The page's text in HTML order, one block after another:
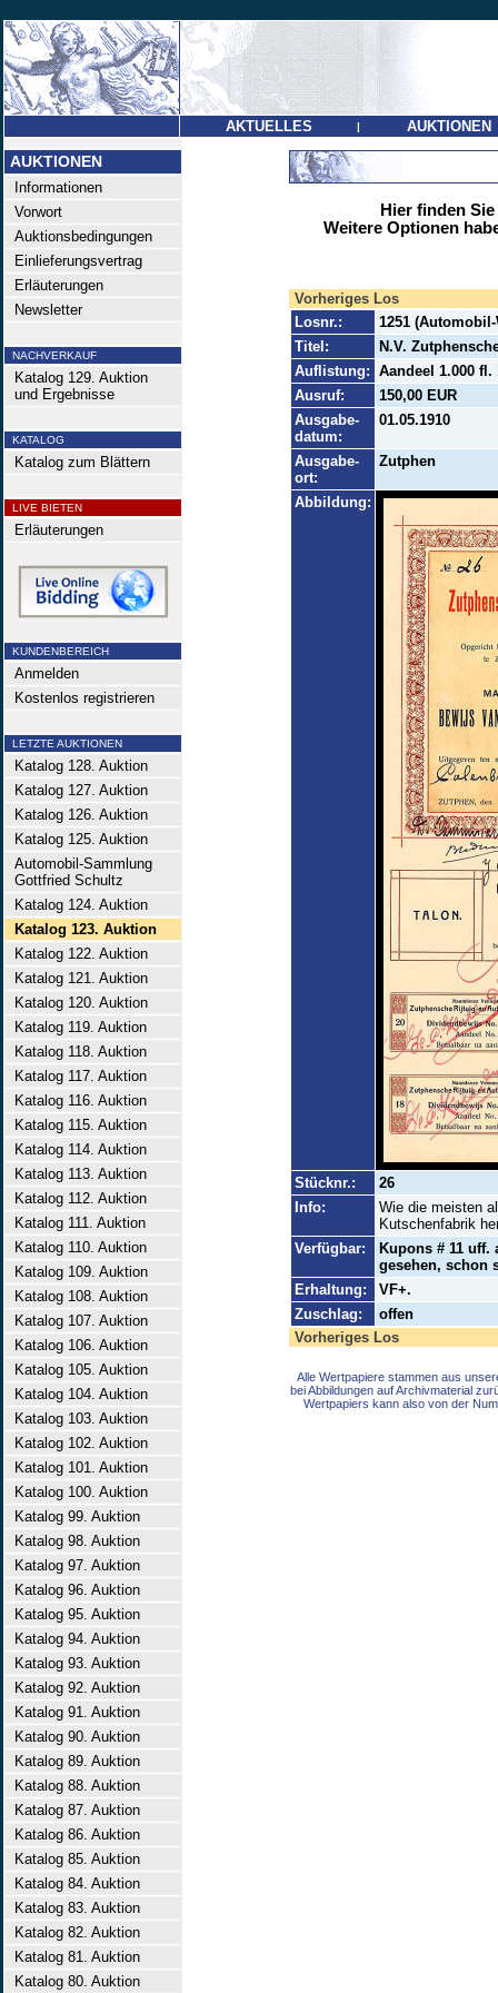
AKTUELLES | AUKTIONEN
AUKTIONEN
Informationen
Vorwort
Auktionsbedingungen
Einlieferungsvertrag
Erläuterungen
Newsletter
NACHVERKAUF
Katalog 129. Auktion
und Ergebnisse
KATALOG
Katalog zum Blättern
LIVE BIETEN
Erläuterungen
KUNDENBEREICH
Anmelden
Kostenlos registrieren
LETZTE AUKTIONEN
Katalog 128. Auktion
Katalog 127. Auktion
Katalog 126. Auktion
Katalog 125. Auktion
Automobil-Sammlung
Gottfried Schultz
Katalog 124. Auktion
Katalog 123. Auktion
Katalog 122. Auktion
Katalog 121. Auktion
Katalog 120. Auktion
Katalog 119. Auktion
Katalog 118. Auktion
Katalog 117. Auktion
Katalog 116. Auktion
Katalog 115. Auktion
Katalog 114. Auktion
Katalog 113. Auktion
Katalog 112. Auktion
Katalog 111. Auktion
Katalog 110. Auktion
Katalog 109. Auktion
Katalog 108. Auktion
Katalog 107. Auktion
Katalog 106. Auktion
Katalog 105. Auktion
Katalog 104. Auktion
Katalog 103. Auktion
Katalog 102. Auktion
Katalog 101. Auktion
Katalog 100. Auktion
Katalog 99. Auktion
Katalog 98. Auktion
Katalog 97. Auktion
Katalog 96. Auktion
Katalog 95. Auktion
Katalog 94. Auktion
Katalog 93. Auktion
Katalog 92. Auktion
Katalog 91. Auktion
Katalog 90. Auktion
Katalog 89. Auktion
Katalog 88. Auktion
Katalog 87. Auktion
Katalog 86. Auktion
Katalog 85. Auktion
Katalog 84. Auktion
Katalog 83. Auktion
Katalog 82. Auktion
Katalog 81. Auktion
Katalog 80. Auktion
Hier finden
Weitere Optionen
Vorheriges Los
Losnr.:
1251
Titel:
N.V.
Auflistung: Aandeel 1.000 fl.
Ausruf:
150,00 EUR
Ausgabe-
datum:
01.05.1910
Ausgabe-
ort:
Zutphen
Abbildung:
Stücknr.:
26
Info:
Wie die meisten
Kutschenfabrik
Verfügbar:
Kupons # 11 uff.
gesehen, schon
Erhaltung:
VF+.
Zuschlag:
offen
Vorheriges Los
Alle Wertpapiere stammen aus
bei Abbildungen auf Archivmaterial
Wertpapiers kann also von der